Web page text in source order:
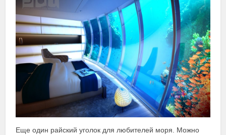
Еще один райский уголок для любителей моря. Можно